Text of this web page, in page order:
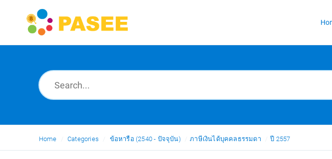
Home Categories ข้อหารือ (2540 - ปัจจุบัน) ภาษีเงินได้บุคคลธรรมดา ปี 2557